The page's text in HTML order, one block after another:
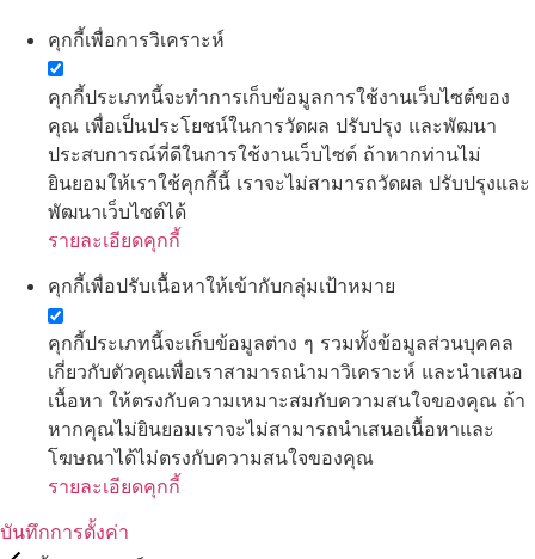
คุกกี้เพื่อการวิเคราะห์
คุกกี้ประเภทนี้จะทำการเก็บข้อมูลการใช้งานเว็บไซต์ของ
คุณ เพื่อเป็นประโยชน์ในการวัดผล ปรับปรุง และพัฒนา
ประสบการณ์ที่ดีในการใช้งานเว็บไซต์ ถ้าหากท่านไม่
ยินยอมให้เราใช้คุกกี้นี้ เราจะไม่สามารถวัดผล ปรับปรุงและ
พัฒนาเว็บไซต์ได้
รายละเอียดคุกกี้
คุกกี้เพื่อปรับเนื้อหาให้เข้ากับกลุ่มเป้าหมาย
คุกกี้ประเภทนี้จะเก็บข้อมูลต่าง ๆ รวมทั้งข้อมูลส่วนบุคคล
เกี่ยวกับตัวคุณเพื่อเราสามารถนำมาวิเคราะห์ และนำเสนอ
เนื้อหา ให้ตรงกับความเหมาะสมกับความสนใจของคุณ ถ้า
หากคุณไม่ยินยอมเราจะไม่สามารถนำเสนอเนื้อหาและ
โฆษณาได้ไม่ตรงกับความสนใจของคุณ
รายละเอียดคุกกี้
บันทึกการตั้งค่า